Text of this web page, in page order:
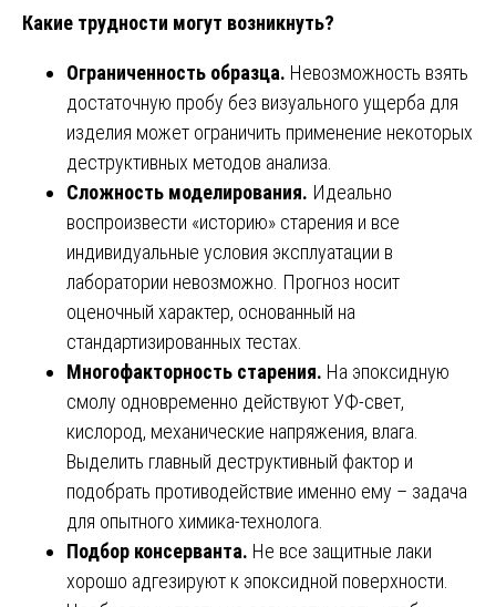
Какие трудности могут возникнуть?
Ограниченность образца. Невозможность взять
достаточную пробу без визуального ущерба для
изделия может ограничить применение некоторых
деструктивных методов анализа.
Сложность моделирования. Идеально
воспроизвести «историю» старения и все
индивидуальные условия эксплуатации в
лаборатории невозможно. Прогноз носит
оценочный характер, основанный на
стандартизированных тестах.
Многофакторность старения. На эпоксидную
смолу одновременно действуют УФ-свет,
кислород, механические напряжения, влага.
Выделить главный деструктивный фактор и
подобрать противодействие именно ему – задача
для опытного химика-технолога.
Подбор консерванта. Не все защитные лаки
хорошо адгезируют к эпоксидной поверхности.